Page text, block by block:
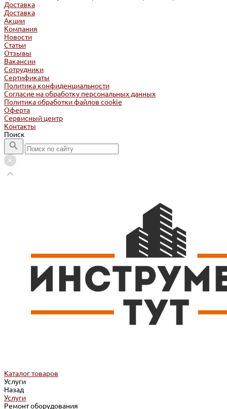
Доставка
Доставка
Акции
Компания
Новости
Статьи
Отзывы
Вакансии
Сотрудники
Сертификаты
Политика конфиденциальности
Согласие на обработку персональных данных
Политика обработки файлов cookie
Оферта
Сервисный центр
Контакты
Поиск
Каталог товаров
Услуги
Назад
Услуги
Ремонт оборудования